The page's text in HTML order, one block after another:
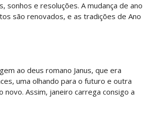
sonhos e resoluções. A mudança de ano
são renovados, e as tradições de Ano
ao deus romano Janus, que era
uma olhando para o futuro e outra
Assim, janeiro carrega consigo a